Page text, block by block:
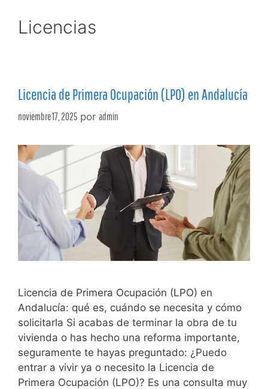
Licencias
Licencia de Primera Ocupación (LPO) en Andalucía
noviembre 17, 2025 por admin
Licencia de Primera Ocupación (LPO) en
Andalucía: qué es, cuándo se necesita y cómo
solicitarla Si acabas de terminar la obra de tu
vivienda o has hecho una reforma importante,
seguramente te hayas preguntado: ¿Puedo
entrar a vivir ya o necesito la Licencia de
Primera Ocupación (LPO)? Es una consulta muy